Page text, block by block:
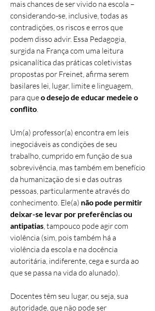
mais chances de ser vivido na escola –
considerando-se, inclusive, todas as
contradições, os riscos e erros que
podem disso advir. Essa Pedagogia,
surgida na França com uma leitura
psicanalítica das práticas coletivistas
propostas por Freinet, afirma serem
basilares lei, lugar, limite e linguagem,
para queo desejo de educar medeie o
conflito.
Um(a) professor(a) encontra em leis
inegociáveis as condições de seu
trabalho, cumprido em função de sua
sobrevivência, mas também em benefício
da humanização de si e das outras
pessoas, particularmente através do
conhecimento. Ele(a) não pode permitir
deixar-se levar por preferências ou
antipatias, tampouco pode agir com
violência (sim, pois também há a
violência da escola e na docência
autoritária, indiferente, cega e surda ao
que se passa na vida do alunado).
Docentes têm seu lugar, ou seja, sua
autoridade, que não pode ser